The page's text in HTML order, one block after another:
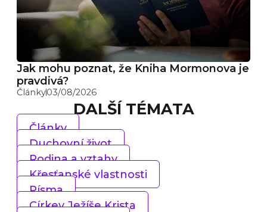
Jak mohu poznat, že Kniha Mormonova je
pravdivá?
Články03/08/2026
DALŠÍ TÉMATA
Články
Duchovní život
Rodina a vztahy
Křesťanské vlastnosti
Písma
Církev Ježíše Krista